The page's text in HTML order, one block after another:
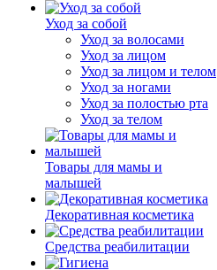
Уход за собой
Уход за волосами
Уход за лицом
Уход за лицом и телом
Уход за ногами
Уход за полостью рта
Уход за телом
Товары для мамы и
малышей
Декоративная косметика
Средства реабилитации